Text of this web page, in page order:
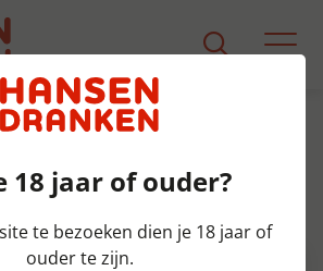
Detail
Radler 0.0% 6p Krat
18 jaar of ouder?
te bezoeken dien je 18 jaar of
ouder te zijn.